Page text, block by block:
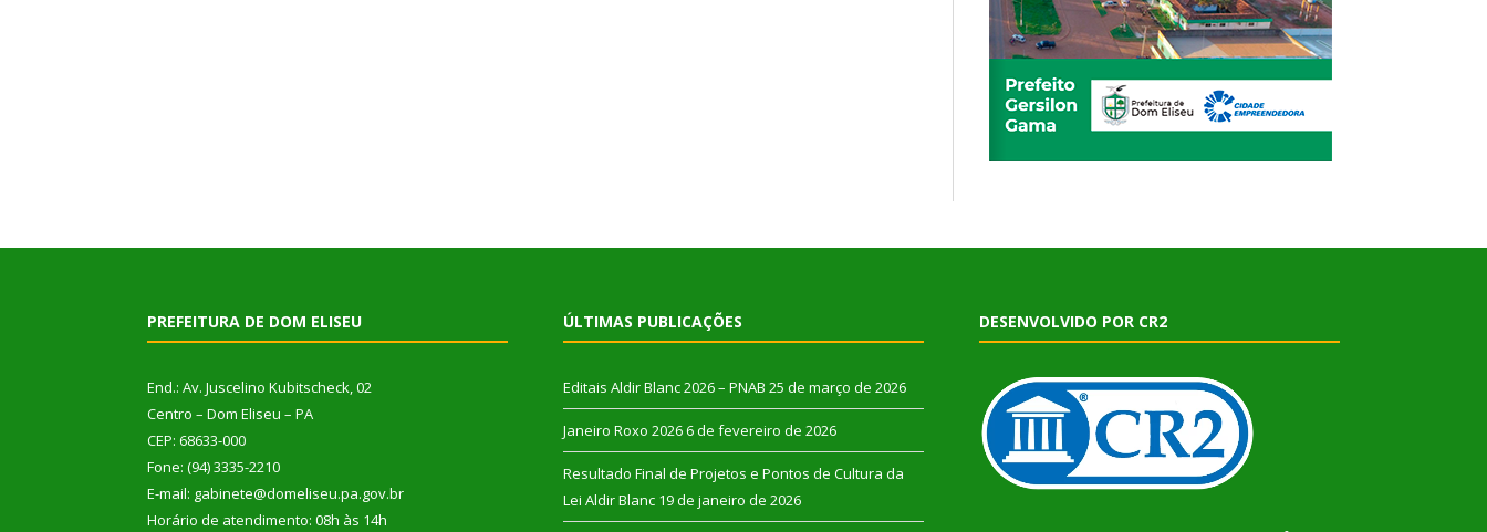
PREFEITURA DE DOM ELISEU
End.: Av. Juscelino Kubitscheck, 02
Centro – Dom Eliseu – PA
CEP: 68633-000
Fone: (94) 3335-2210
E-mail: gabinete@domeliseu.pa.gov.br
Horário de atendimento: 08h às 14h
ÚLTIMAS PUBLICAÇÕES
Editais Aldir Blanc 2026 – PNAB 25 de março de 2026
Janeiro Roxo 2026 6 de fevereiro de 2026
Resultado Final de Projetos e Pontos de Cultura da
Lei Aldir Blanc 19 de janeiro de 2026
DESENVOLVIDO POR CR2